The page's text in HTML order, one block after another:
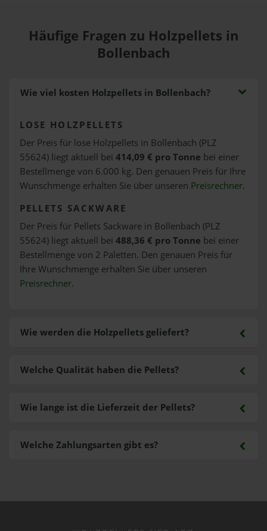
Häufige Fragen zu Holzpellets in
Bollenbach
Wie viel kosten Holzpellets in Bollenbach?
LOSE HOLZPELLETS
Der Preis für lose Holzpellets in Bollenbach (PLZ
55624) liegt aktuell bei 414,09 € pro Tonne bei einer
Bestellmenge von 6.000 kg. Den genauen Preis für Ihre
Wunschmenge erhalten Sie über unseren Preisrechner.
PELLETS SACKWARE
Der Preis für Pellets Sackware in Bollenbach (PLZ
55624) liegt aktuell bei 488,36 € pro Tonne bei einer
Bestellmenge von 2 Paletten. Den genauen Preis für
Ihre Wunschmenge erhalten Sie über unseren
Preisrechner.
Wie werden die Holzpellets geliefert?
Welche Zahlungsarten gibt es?
Welche Qualität haben die Pellets?
Wie lange ist die Lieferzeit der Pellets?